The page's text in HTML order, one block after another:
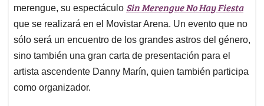
p
p
o
k
I
n
s
merengue, su espectáculo Sin Merengue No Hay Fiesta
que se realizará en el Movistar Arena. Un evento que no
sólo será un encuentro de los grandes astros del género,
sino también una gran carta de presentación para el
artista ascendente Danny Marín, quien también participa
como organizador.